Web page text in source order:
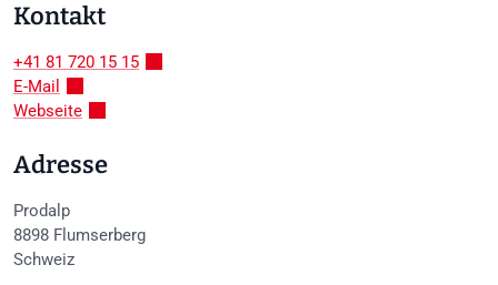
Kontakt
+41 81 720 15 15
E-Mail
Webseite
Adresse
Prodalp
8898 Flumserberg
Schweiz